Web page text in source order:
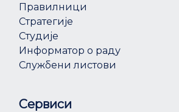
Правилници
Стратегије
Студије
Информатор о раду
Службени листови
Сервиси